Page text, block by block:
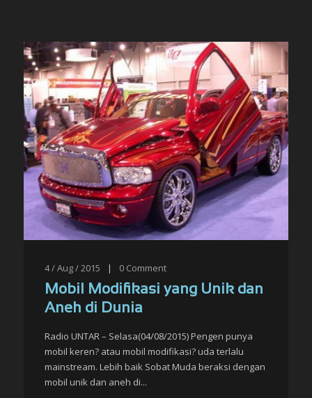
4 / Aug / 2015 | 0 Comment
Mobil Modifikasi yang Unik dan
Aneh di Dunia
Radio UNTAR – Selasa(04/08/2015) Pengen punya
mobil keren? atau mobil modifikasi? uda terlalu
mainstream. Lebih baik Sobat Muda beraksi dengan
mobil unik dan aneh di...